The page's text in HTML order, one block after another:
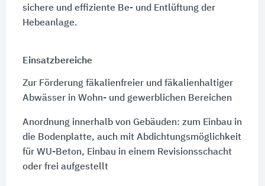
sichere und effiziente Be- und Entlüftung der
Hebeanlage.
Einsatzbereiche
Zur Förderung fäkalienfreier und fäkalienhaltiger
Abwässer in Wohn-und gewerblichen Bereichen
Anordnung innerhalb von Gebäuden: zum Einbau in
die Bodenplatte, auch mit Abdichtungsmöglichkeit
für WU-Beton, Einbau in einem Revisionsschacht
oder frei aufgestellt